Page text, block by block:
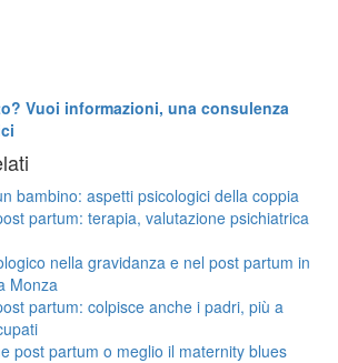
Vuoi informazioni, una consulenza
bambino: aspetti psicologici della coppia
partum: terapia, valutazione psichiatrica
nella gravidanza e nel post partum in
Monza
partum: colpisce anche i padri, più a
post partum o meglio il maternity blues